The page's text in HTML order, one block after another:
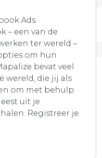
Ads
– een van de
ter wereld –
om hun
bevat veel
wereld, die jij als
om met behulp
uit je
Registreer je